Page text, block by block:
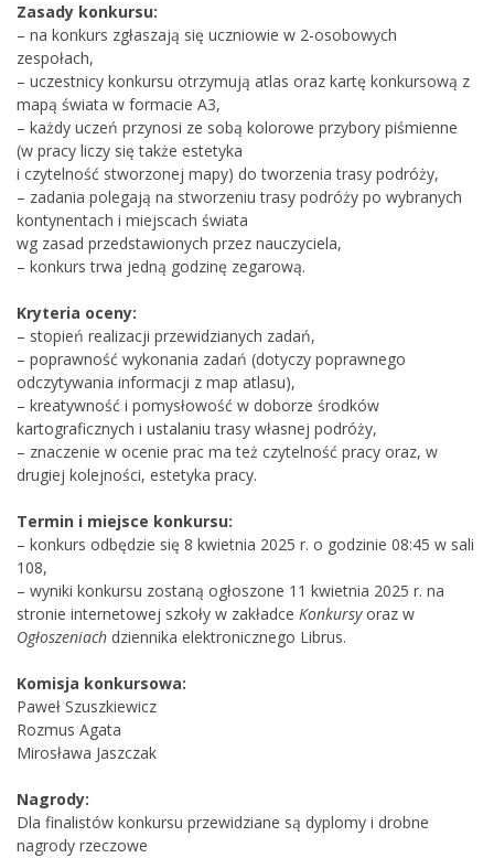
Zasady konkursu:
– na konkurs zgłaszają się uczniowie w 2-osobowych
zespołach,
– uczestnicy konkursu otrzymują atlas oraz kartę konkursową z
mapą świata w formacie A3,
– każdy uczeń przynosi ze sobą kolorowe przybory piśmienne
(w pracy liczy się także estetyka
i czytelność stworzonej mapy) do tworzenia trasy podróży,
– zadania polegają na stworzeniu trasy podróży po wybranych
kontynentach i miejscach świata
wg zasad przedstawionych przez nauczyciela,
– konkurs trwa jedną godzinę zegarową.
Kryteria oceny:
– stopień realizacji przewidzianych zadań,
– poprawność wykonania zadań (dotyczy poprawnego
odczytywania informacji z map atlasu),
– kreatywność i pomysłowość w doborze środków
kartograficznych i ustalaniu trasy własnej podróży,
– znaczenie w ocenie prac ma też czytelność pracy oraz, w
drugiej kolejności, estetyka pracy.
Termin i miejsce konkursu:
– konkurs odbędzie się 8 kwietnia 2025 r. o godzinie 08:45 w sali
108,
– wyniki konkursu zostaną ogłoszone 11 kwietnia 2025 r. na
stronie internetowej szkoły w zakładce Konkursyoraz w
Ogłoszeniach dziennika elektronicznego Librus.
Komisja konkursowa:
Paweł Szuszkiewicz
Rozmus Agata
Mirosława Jaszczak
Nagrody:
Dla finalistów konkursu przewidziane są dyplomy i drobne
nagrody rzeczowe